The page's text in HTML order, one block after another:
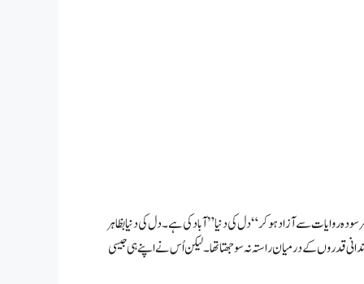
روایات سے آزاد ہوکر “دل کی دنیا” آباد کی ہے۔ دل کی دنیا بظاہر
قدروں کے درمیان راستہ نہ سوجھتا تھا۔ لیکن اُس نے اپنے ہی جیسی